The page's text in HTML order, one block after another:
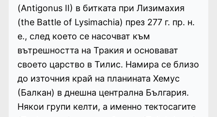
(Antigonus II) в битката при Лизимахия
(the Battle of Lysimachia) през 277 г. пр. н.
е., след което се насочват към
вътрешността на Тракия и основават
своето царство в Тилис. Намира се близо
до източния край на планината Хемус
(Балкан) в днешна централна България.
Някои групи келти, а именно тектосагите